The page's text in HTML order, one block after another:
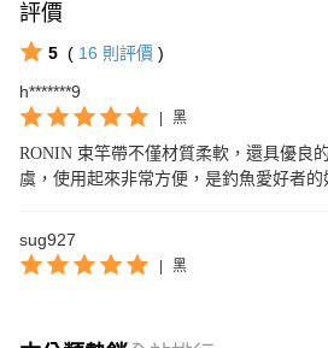
評價
5 ( 16 則評價 )
h*******9
黑
RONIN 束竿帶不僅材質柔軟，還具優良
虞，使用起來非常方便，是釣魚愛好者的
sug927
黑